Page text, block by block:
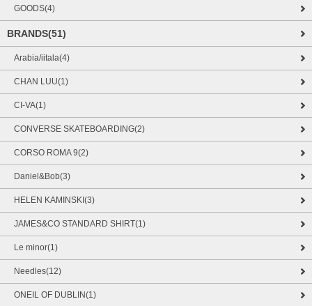
GOODS(4)
BRANDS(51)
Arabia/iitala(4)
CHAN LUU(1)
CI-VA(1)
CONVERSE SKATEBOARDING(2)
CORSO ROMA 9(2)
Daniel&Bob(3)
HELEN KAMINSKI(3)
JAMES&CO STANDARD SHIRT(1)
Le minor(1)
Needles(12)
ONEIL OF DUBLIN(1)